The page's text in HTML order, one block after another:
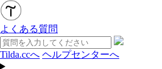
よくある質問
Tilda.ccへ ヘルプセンターへ